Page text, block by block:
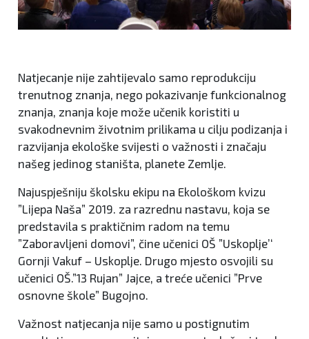
Natjecanje nije zahtijevalo samo reprodukciju
trenutnog znanja, nego pokazivanje funkcionalnog
znanja, znanja koje može učenik koristiti u
svakodnevnim životnim prilikama u cilju podizanja i
razvijanja ekološke svijesti o važnosti i značaju
našeg jedinog staništa, planete Zemlje.
Najuspješniju školsku ekipu na Ekološkom kvizu
”Lijepa Naša” 2019. za razrednu nastavu, koja se
predstavila s praktičnim radom na temu
”Zaboravljeni domovi”, čine učenici OŠ ”Uskoplje’‘
Gornji Vakuf – Uskoplje. Drugo mjesto osvojili su
učenici OŠ.”13 Rujan” Jajce, a treće učenici ”Prve
osnovne škole” Bugojno.
Važnost natjecanja nije samo u postignutim